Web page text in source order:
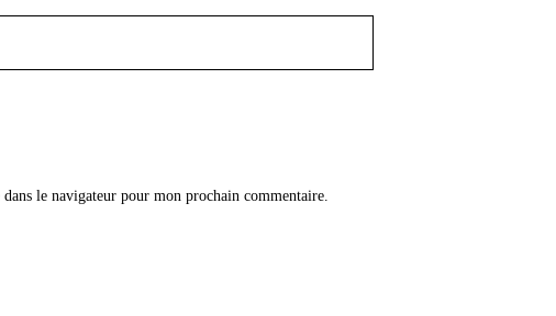
le navigateur pour mon prochain commentaire.